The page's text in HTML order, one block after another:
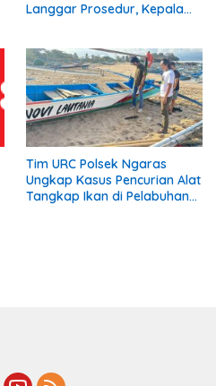
Langgar Prosedur, Kepala
Tim URC Polsek Ngaras
Ungkap Kasus Pencurian Alat
Tangkap Ikan di Pelabuhan